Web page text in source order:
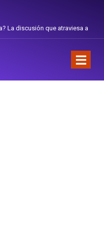
La discusión que atraviesa a